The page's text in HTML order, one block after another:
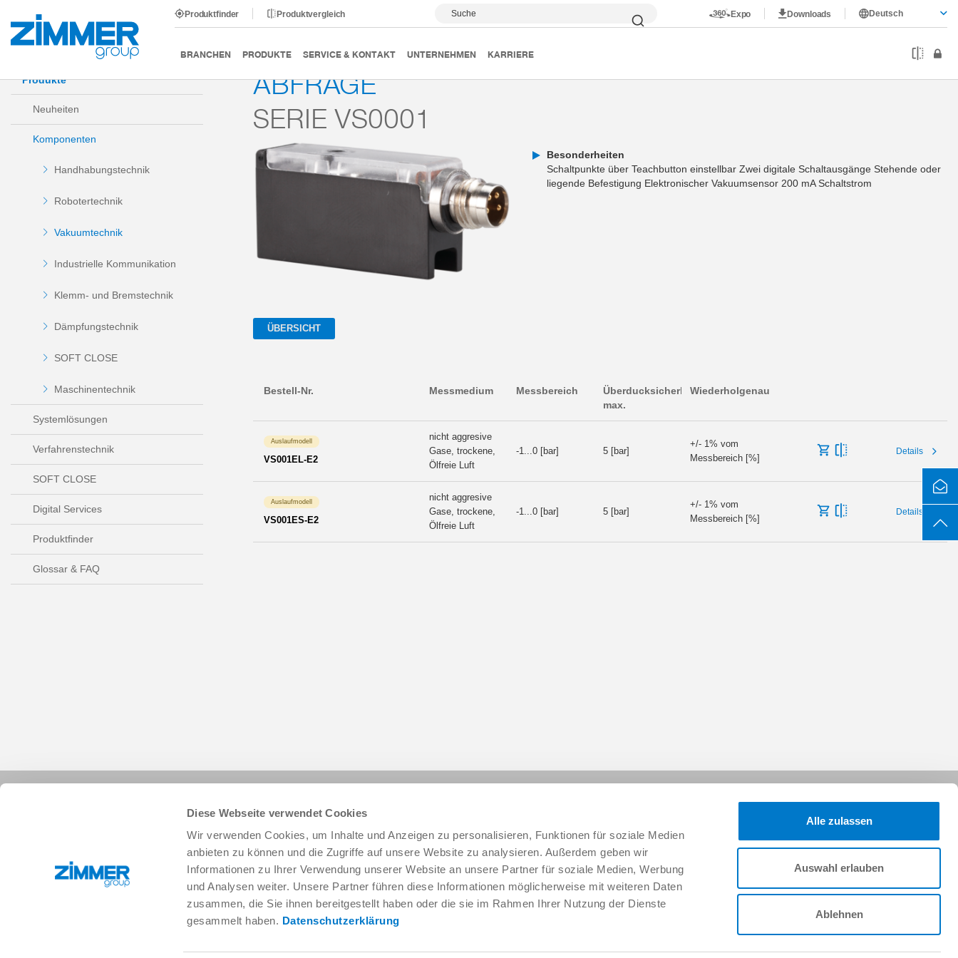
Diese Webseite verwendet Cookies
Wir verwenden Cookies, um Inhalte und Anzeigen zu personalisieren, Funktionen für soziale Medien
anbieten zu können und die Zugriffe auf unsere Website zu analysieren. Außerdem geben wir
Informationen zu Ihrer Verwendung unserer Website an unsere Partner für soziale Medien, Werbung
und Analysen weiter. Unsere Partner führen diese Informationen möglicherweise mit weiteren Daten
zusammen, die Sie ihnen bereitgestellt haben oder die sie im Rahmen Ihrer Nutzung der Dienste
gesammelt haben. Datenschutzerklärung
Alle zulassen
Auswahl erlauben
Ablehnen
Produktfinder Produktvergleich Suche Expo Downloads Deutsch
BRANCHEN PRODUKTE SERVICE & KONTAKT UNTERNEHMEN KARRIERE
Start Produkte Komponenten Vakuumtechnik Abfrage Serie VS0001
Produkte
Neuheiten
Komponenten
Handhabungstechnik
Robotertechnik
Vakuumtechnik
Industrielle Kommunikation
Klemm- und Bremstechnik
Dämpfungstechnik
SOFT CLOSE
Maschinentechnik
Systemlösungen
Verfahrenstechnik
SOFT CLOSE
Digital Services
Produktfinder
Glossar & FAQ
ABFRAGE
SERIE VS0001
Besonderheiten
Schaltpunkte über Teachbutton einstellbar Zwei digitale Schaltausgänge Stehende oder
liegende Befestigung Elektronischer Vakuumsensor 200 mA Schaltstrom
ÜBERSICHT
Bestell-Nr. Messmedium Messbereich
Überducksicherheit
max.
Wiederholgenauigkeit
Auslaufmodell
VS001EL-E2
nicht aggresive
Gase, trockene,
Ölfreie Luft
-1...0 [bar] 5 [bar]
+/- 1% vom
Messbereich [%]
Details
Auslaufmodell
VS001ES-E2
nicht aggresive
Gase, trockene,
Ölfreie Luft
-1...0 [bar] 5 [bar]
+/- 1% vom
Messbereich [%]
Details
+49 78 44 9139-0 info.de@zimmer-group.com Folgen Sie uns: